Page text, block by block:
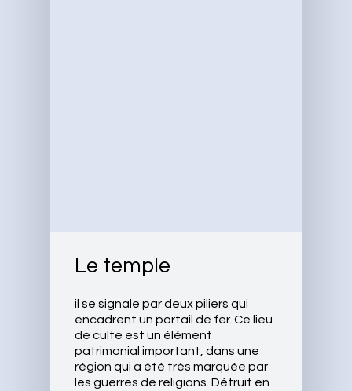
Le temple
il se signale par deux piliers qui
encadrent un portail de fer. Ce lieu
de culte est un élément
patrimonial important, dans une
région qui a été très marquée par
les guerres de religions. Détruit en